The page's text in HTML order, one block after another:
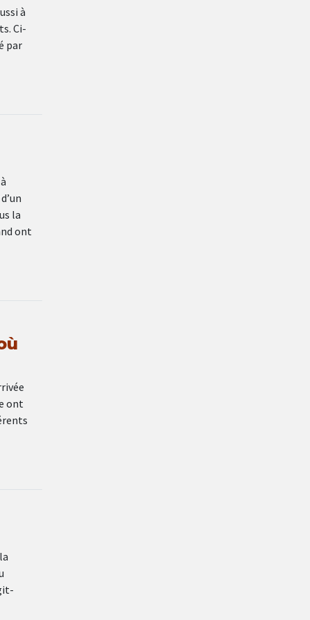
à
Ci-
par
la
ont
ont